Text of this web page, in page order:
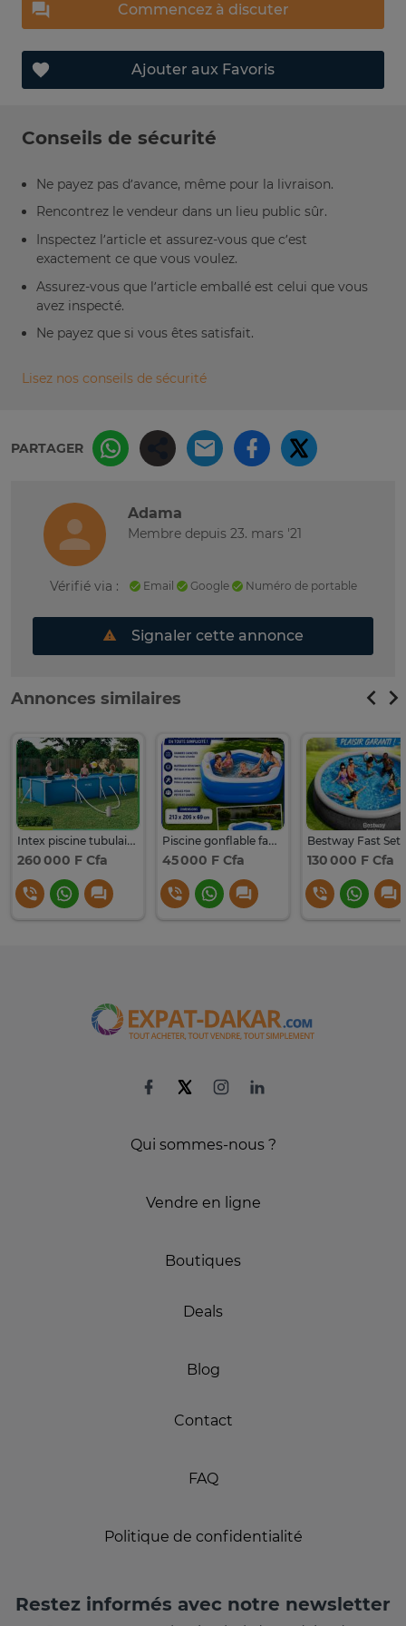
Commencez à discuter
Ajouter aux Favoris
Conseils de sécurité
Ne payez pas d’avance, même pour la livraison.
Rencontrez le vendeur dans un lieu public sûr.
Inspectez l’article et assurez-vous que c’est
exactement ce que vous voulez.
Assurez-vous que l’article emballé est celui que vous
avez inspecté.
Ne payez que si vous êtes satisfait.
Lisez nos conseils de sécurité
PARTAGER
Adama
Membre depuis 23. mars '21
Vérifié via : Email Google Numéro de portable
Signaler cette annonce
Annonces similaires
Intex piscine tubulaire 450x220x84 cm avec filtration
260 000 F Cfa
Piscine gonflable familiale 213x206 cm PVC épais
45 000 F Cfa 130 000 F Cfa
Qui sommes-nous ?
Vendre en ligne
Boutiques
Deals
Blog
Contact
FAQ
Politique de confidentialité
Restez informés avec notre newsletter